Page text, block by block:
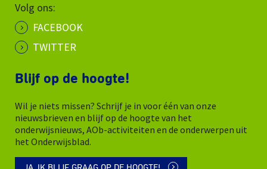
Volg ons:
FACEBOOK
TWITTER
Blijf op de hoogte!
Wil je niets missen? Schrijf je in voor één van onze
nieuwsbrieven en blijf op de hoogte van het
onderwijsnieuws, AOb-activiteiten en de onderwerpen uit
het Onderwijsblad.